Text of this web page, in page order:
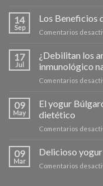
14
Sep
Los Beneficios
Comentarios
17
Jul
¿Debilitan los
inmunológico
Comentarios
09
May
El yogur
dietético
Comentarios
09
Mar
Delicioso yogur
Comentarios